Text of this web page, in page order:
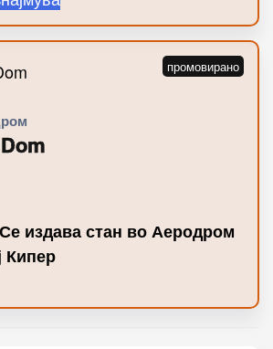
издава стан во Аеродром
Кипер